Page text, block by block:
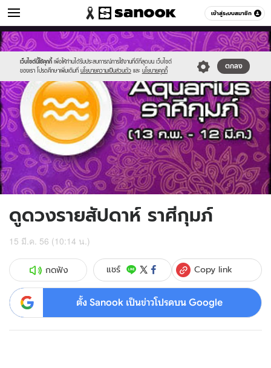
เข้าสู่ระบบสมาชิก
ดูดวง หมวดอื่นๆ
เว็บไซต์นี้ใช้คุกกี้ เพื่อให้ท่านได้รับประสบการณ์การใช้งานที่ดีที่สุดบน เว็บไซต์
ของเรา โปรดศึกษาเพิ่มเติมที่ นโยบายความเป็นส่วนตัว และ นโยบายคุกกี้
ตกลง
Sanook
//s.isanook.com/sr/0/images/logo-
new-
sanook.png
600
60
//s.isanook.com/ho/0/ud/8/43097/2aquarius.jpg
ดูดวงรายสัปดาห์ ราศีกุมภ์
15 มี.ค. 56 (10:14 น.)
กดฟัง แชร์ Copy link
ตั้ง Sanook เป็นข่าวโปรดบน Google